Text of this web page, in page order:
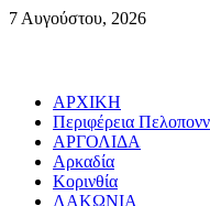
Skip
7 Αυγούστου, 2026
Primary
Menu
ΑΡΧΙΚΗ
Περιφέρεια
ΑΡΓΟΛΙΔΑ
Αρκαδία
Κορινθία
ΛΑΚΩΝΙΑ